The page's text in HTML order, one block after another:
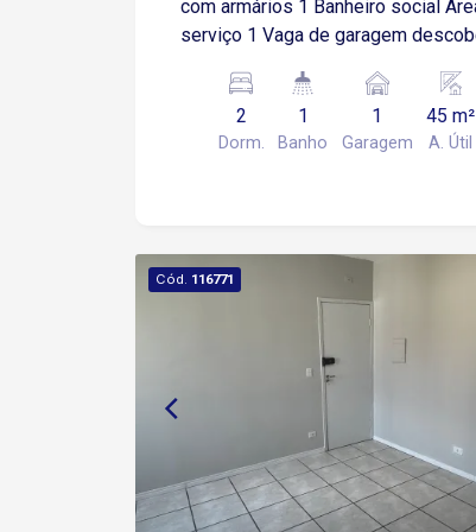
com armários 1 Banheiro social Área de
serviço 1 Vaga de garagem descoberta
Espaço gourmet com churrasqueira
Piscina Localização: Fácil acesso á
Rod Santos Dumont, próximo á
2
Dorm.
1
Banho
1
Garagem
45 m²
A. Útil
Cód. 116771